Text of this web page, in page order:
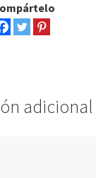
adicional